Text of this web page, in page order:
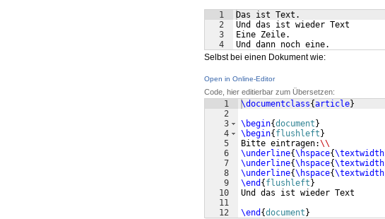
1
2
3
4
Das ist Text.
Und das ist wieder Text
Eine Zeile.
Und dann noch eine.
Selbst bei einen Dokument wie:
Open in Online-Editor
Code, hier editierbar zum Übersetzen:
1
2
3
4
5
6
7
8
9
10
11
12
\documentclass{article}
\begin{document }
\begin{ flushleft }
Bitte eintragen:\\
\underline{\hspace{\textwidth
\underline{\hspace{\textwidth
\underline{\hspace{\textwidth
\end { flushleft }
Und das ist wieder Text
\end {document }